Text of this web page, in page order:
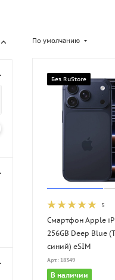
По умолчанию
Без RuStore
5
Смартфон Apple
256GB Deep Blue
синий) eSIM
Арт.: 18349
В наличии